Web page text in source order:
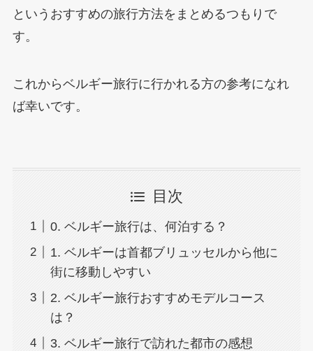
というおすすめの旅行方法をまとめるつもりで
す。
これからベルギー旅行に行かれる方の参考になれ
ば幸いです。
目次
0. ベルギー旅行は、何泊する？
1. ベルギーは首都ブリュッセルから他に
街に移動しやすい
2. ベルギー旅行おすすめモデルコース
は？
3. ベルギー旅行で訪れた都市の感想